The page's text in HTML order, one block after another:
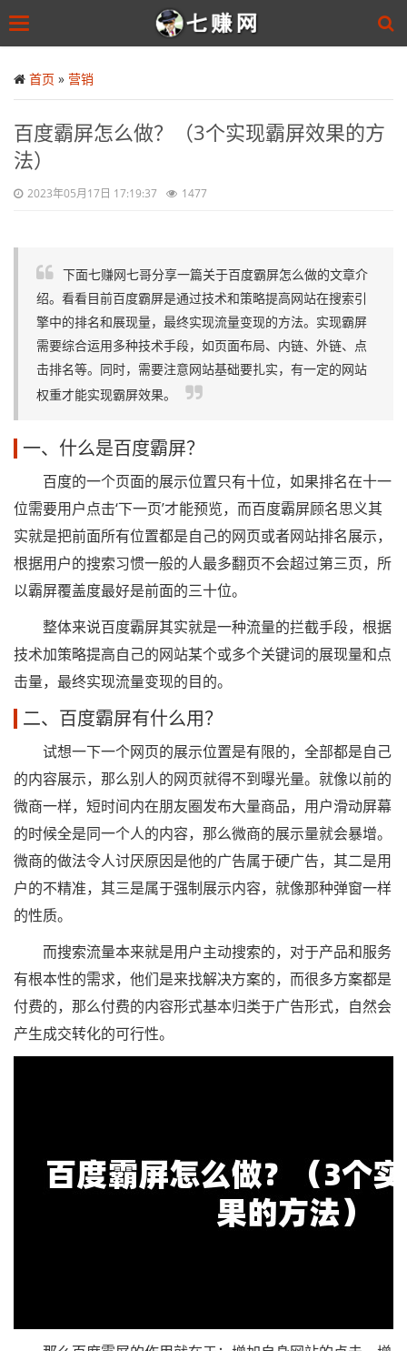
to
main
Toggle
首页 » 营销
百度霸屏怎么做？（3个实现霸屏效果的方
法）
2023年05月17日 17:19:37 1477
下面七赚网七哥分享一篇关于百度霸屏怎么做的文章介
绍。看看目前百度霸屏是通过技术和策略提高网站在搜索引
擎中的排名和展现量，最终实现流量变现的方法。实现霸屏
需要综合运用多种技术手段，如页面布局、内链、外链、点
击排名等。同时，需要注意网站基础要扎实，有一定的网站
权重才能实现霸屏效果。
一、什么是百度霸屏？
百度的一个页面的展示位置只有十位，如果排名在十一
位需要用户点击‘下一页’才能预览，而百度霸屏顾名思义其
实就是把前面所有位置都是自己的网页或者网站排名展示，
根据用户的搜索习惯一般的人最多翻页不会超过第三页，所
以霸屏覆盖度最好是前面的三十位。
整体来说百度霸屏其实就是一种流量的拦截手段，根据
技术加策略提高自己的网站某个或多个关键词的展现量和点
击量，最终实现流量变现的目的。
二、百度霸屏有什么用？
试想一下一个网页的展示位置是有限的，全部都是自己
的内容展示，那么别人的网页就得不到曝光量。就像以前的
微商一样，短时间内在朋友圈发布大量商品，用户滑动屏幕
的时候全是同一个人的内容，那么微商的展示量就会暴增。
微商的做法令人讨厌原因是他的广告属于硬广告，其二是用
户的不精准，其三是属于强制展示内容，就像那种弹窗一样
的性质。
而搜索流量本来就是用户主动搜索的，对于产品和服务
有根本性的需求，他们是来找解决方案的，而很多方案都是
付费的，那么付费的内容形式基本归类于广告形式，自然会
产生成交转化的可行性。